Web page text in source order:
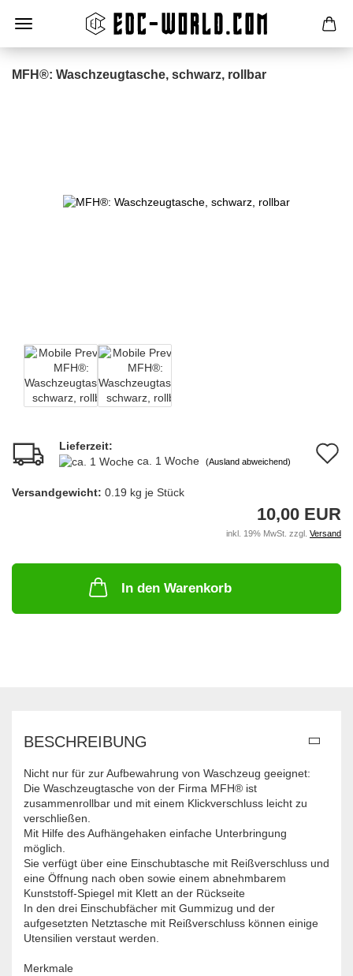
MFH®: Waschzeugtasche, schwarz, rollbar
Lieferzeit:
ca. 1 Woche
(Ausland abweichend)
Versandgewicht: 0.19 kg je Stück
10,00 EUR
inkl. 19% MwSt. zzgl. Versand
In den Warenkorb
BESCHREIBUNG
Nicht nur für zur Aufbewahrung von Waschzeug geeignet:
Die Waschzeugtasche von der Firma MFH® ist
zusammenrollbar und mit einem Klickverschluss leicht zu
verschließen.
Mit Hilfe des Aufhängehaken einfache Unterbringung
möglich.
Sie verfügt über eine Einschubtasche mit Reißverschluss und
eine Öffnung nach oben sowie einem abnehmbarem
Kunststoff-Spiegel mit Klett an der Rückseite
In den drei Einschubfächer mit Gummizug und der
aufgesetzten Netztasche mit Reißverschluss können einige
Utensilien verstaut werden.
Merkmale